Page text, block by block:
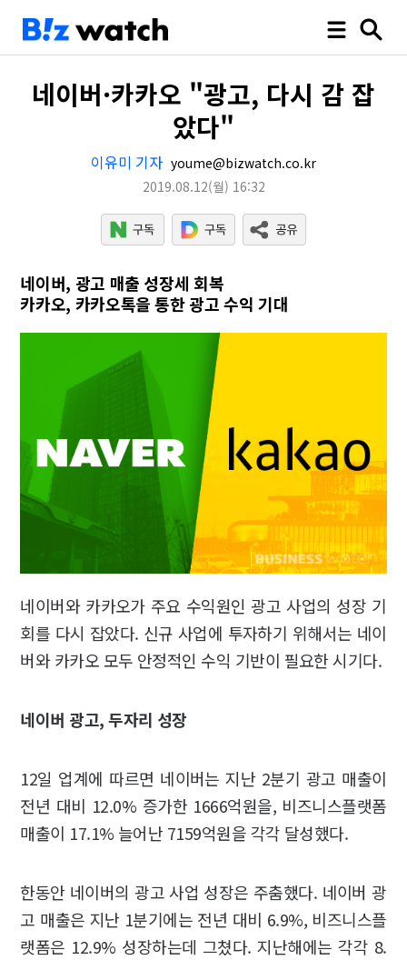
네이버·카카오 "광고, 다시 감 잡
았다"
이유미 기자 youme@bizwatch.co.kr
2019.08.12(월) 16:32
네이버, 광고 매출 성장세 회복
카카오, 카카오톡을 통한 광고 수익 기대
네이버와 카카오가 주요 수익원인 광고 사업의 성장 기
회를 다시 잡았다. 신규 사업에 투자하기 위해서는 네이
버와 카카오 모두 안정적인 수익 기반이 필요한 시기다.
네이버 광고, 두자리 성장
12일 업계에 따르면 네이버는 지난 2분기 광고 매출이
전년 대비 12.0% 증가한 1666억원을, 비즈니스플랫폼
매출이 17.1% 늘어난 7159억원을 각각 달성했다.
한동안 네이버의 광고 사업 성장은 주춤했다. 네이버 광
고 매출은 지난 1분기에는 전년 대비 6.9%, 비즈니스플
랫폼은 12.9% 성장하는데 그쳤다. 지난해에는 각각 8.